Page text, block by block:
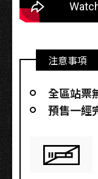
注意事項
全區站票
預售一經